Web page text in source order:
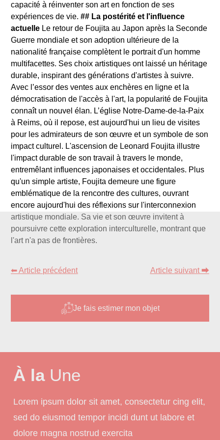
capacité à réinventer son art en fonction de ses
expériences de vie.## La postérité et l'influence
actuelle Le retour de Foujita au Japon après la Seconde
Guerre mondiale et son adoption ultérieure de la
nationalité française complètent le portrait d'un homme
multifacettes. Ses choix artistiques ont laissé un héritage
durable, inspirant des générations d'artistes à suivre.
Avec l’essor des ventes aux enchères en ligne et la
démocratisation de l'accès à l'art, la popularité de Foujita
connaît un nouvel élan. L’église Notre-Dame-de-la-Paix
à Reims, où il repose, est aujourd'hui un lieu de visites
pour les admirateurs de son œuvre et un symbole de son
impact culturel. L'ascension de Leonard Foujita illustre
l'impact durable de son travail à travers le monde,
entremêlant influences japonaises et occidentales. Plus
qu'un simple artiste, Foujita demeure une figure
emblématique de la rencontre des cultures, ouvrant
encore aujourd'hui des réflexions sur l'interconnexion
artistique mondiale. Sa vie et son œuvre invitent à
poursuivre cette exploration interculturelle, montrant que
l'art n'a pas de frontières.
⬅ Article précédent Article suivant ⮕
Je fais estimer mon objet
À laUne
Lorem ipsum dolor sit amet, consectetur cing elit,
sed do eiusmod tempor incidi dunt ut labore et
dolore magna nostrud exercita